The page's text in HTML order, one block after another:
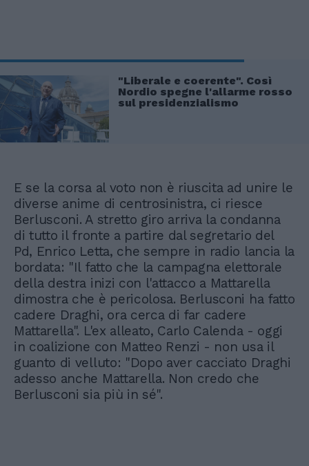
"Liberale e coerente". Così
Nordio spegne l'allarme rosso
sul presidenzialismo
E se la corsa al voto non è riuscita ad unire le
diverse anime di centrosinistra, ci riesce
Berlusconi. A stretto giro arriva la condanna
di tutto il fronte a partire dal segretario del
Pd, Enrico Letta, che sempre in radio lancia la
bordata: "Il fatto che la campagna elettorale
della destra inizi con l'attacco a Mattarella
dimostra che è pericolosa. Berlusconi ha fatto
cadere Draghi, ora cerca di far cadere
Mattarella". L'ex alleato, Carlo Calenda - oggi
in coalizione con Matteo Renzi - non usa il
guanto di velluto: "Dopo aver cacciato Draghi
adesso anche Mattarella. Non credo che
Berlusconi sia più in sé".